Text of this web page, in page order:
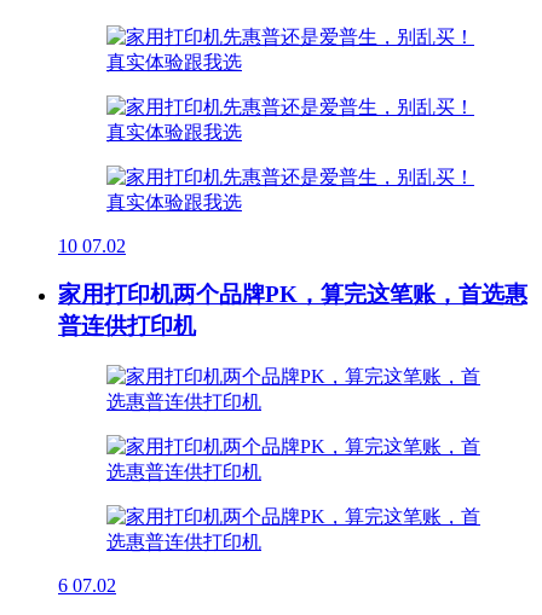
10 07.02
家用打印机两个品牌PK，算完这笔账，首选惠
普连供打印机
6 07.02